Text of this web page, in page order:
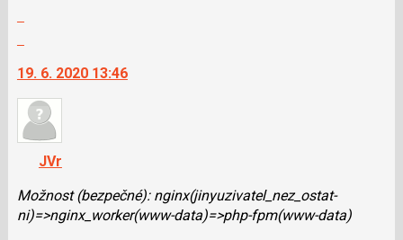
další
nový
názor.
navigaci
lze
použít
i
19. 6. 2020 13:46
JVr
Možnost (bezpečné): nginx(jinyuzi­vatel_nez_ostat­
ni)=>nginx_wor­ker(www-data)=>php-fpm(www-data)